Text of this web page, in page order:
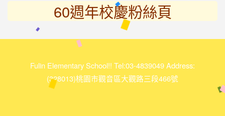
60週年校慶粉絲頁
to
https://www.facebook.com/
Fulin Elementary School!! Tel:03-4839049 Address:
(328013)桃園市觀音區大觀路三段466號